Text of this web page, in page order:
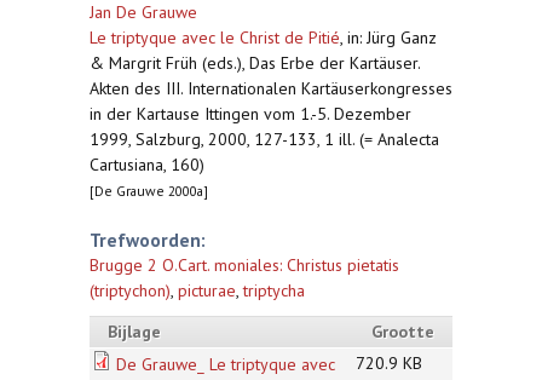
Jan De Grauwe
Le triptyque avec le Christ de Pitié, in: Jürg Ganz
& Margrit Früh (eds.), Das Erbe der Kartäuser.
Akten des III. Internationalen Kartäuserkongresses
in der Kartause Ittingen vom 1.-5. Dezember
1999, Salzburg, 2000, 127-133, 1 ill. (= Analecta
Cartusiana, 160)
[De Grauwe 2000a]
Trefwoorden:
Brugge 2 O.Cart. moniales: Christus pietatis
(triptychon), picturae,triptycha
Bijlage
Grootte
De Grauwe_ Le triptyque avec
720.9 KB